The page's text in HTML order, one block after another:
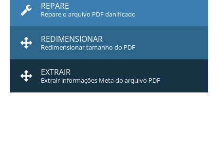
REPARE
Repare o arquivo PDF danificado
REDIMENSIONAR
Redimensionar tamanho do PDF
EXTRAIR
Extrair informações Meta do arquivo PDF